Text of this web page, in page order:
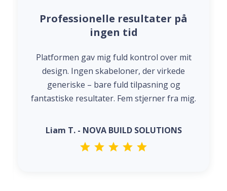
Professionelle resultater på
ingen tid
Platformen gav mig fuld kontrol over mit
design. Ingen skabeloner, der virkede
generiske – bare fuld tilpasning og
fantastiske resultater. Fem stjerner fra mig.
Liam T. - NOVA BUILD SOLUTIONS